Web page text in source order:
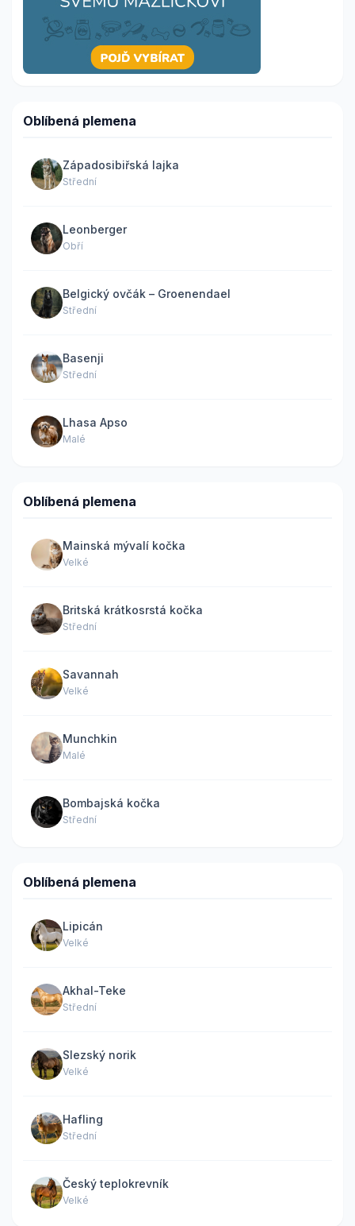
Oblíbená plemena
Západosibiřská lajka
Střední
Leonberger
Obří
Belgický ovčák – Groenendael
Střední
Basenji
Střední
Lhasa Apso
Malé
Oblíbená plemena
Mainská mývalí kočka
Velké
Britská krátkosrstá kočka
Střední
Savannah
Velké
Munchkin
Malé
Bombajská kočka
Střední
Oblíbená plemena
Lipicán
Velké
Akhal-Teke
Střední
Slezský norik
Velké
Hafling
Střední
Český teplokrevník
Velké